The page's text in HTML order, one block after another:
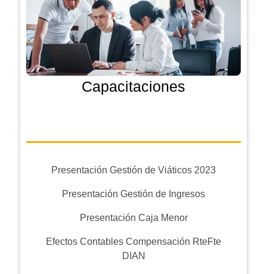
Capacitaciones
Presentación Gestión de Viáticos 2023
Presentación Gestión de Ingresos
Presentación Caja Menor
Efectos Contables Compensación RteFte
DIAN